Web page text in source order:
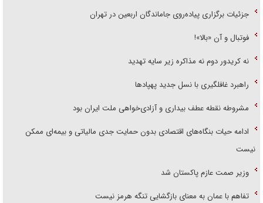
جزئیات برگزاری پیاده‌روی جاماندگان اربعین در تهران
فوتبال و آن «بالا»!
نه کریدور دوم نه مذاکره زیر سایه تهدید
راهبرد غافلگیری با نسل جدید پهپاد‌ها
مشروطه نقطه عطف بیداری و آزادی‌خواهی ملت ایران بود
ادامه حیات بنگاه‌های اقتصادی بدون حمایت جدی مالیاتی و بیمه‌ای ممکن
نیست
وزیر صمت عازم پاکستان شد
تفاهم با عمان به معنای بازگشایی تنگه هرمز نیست